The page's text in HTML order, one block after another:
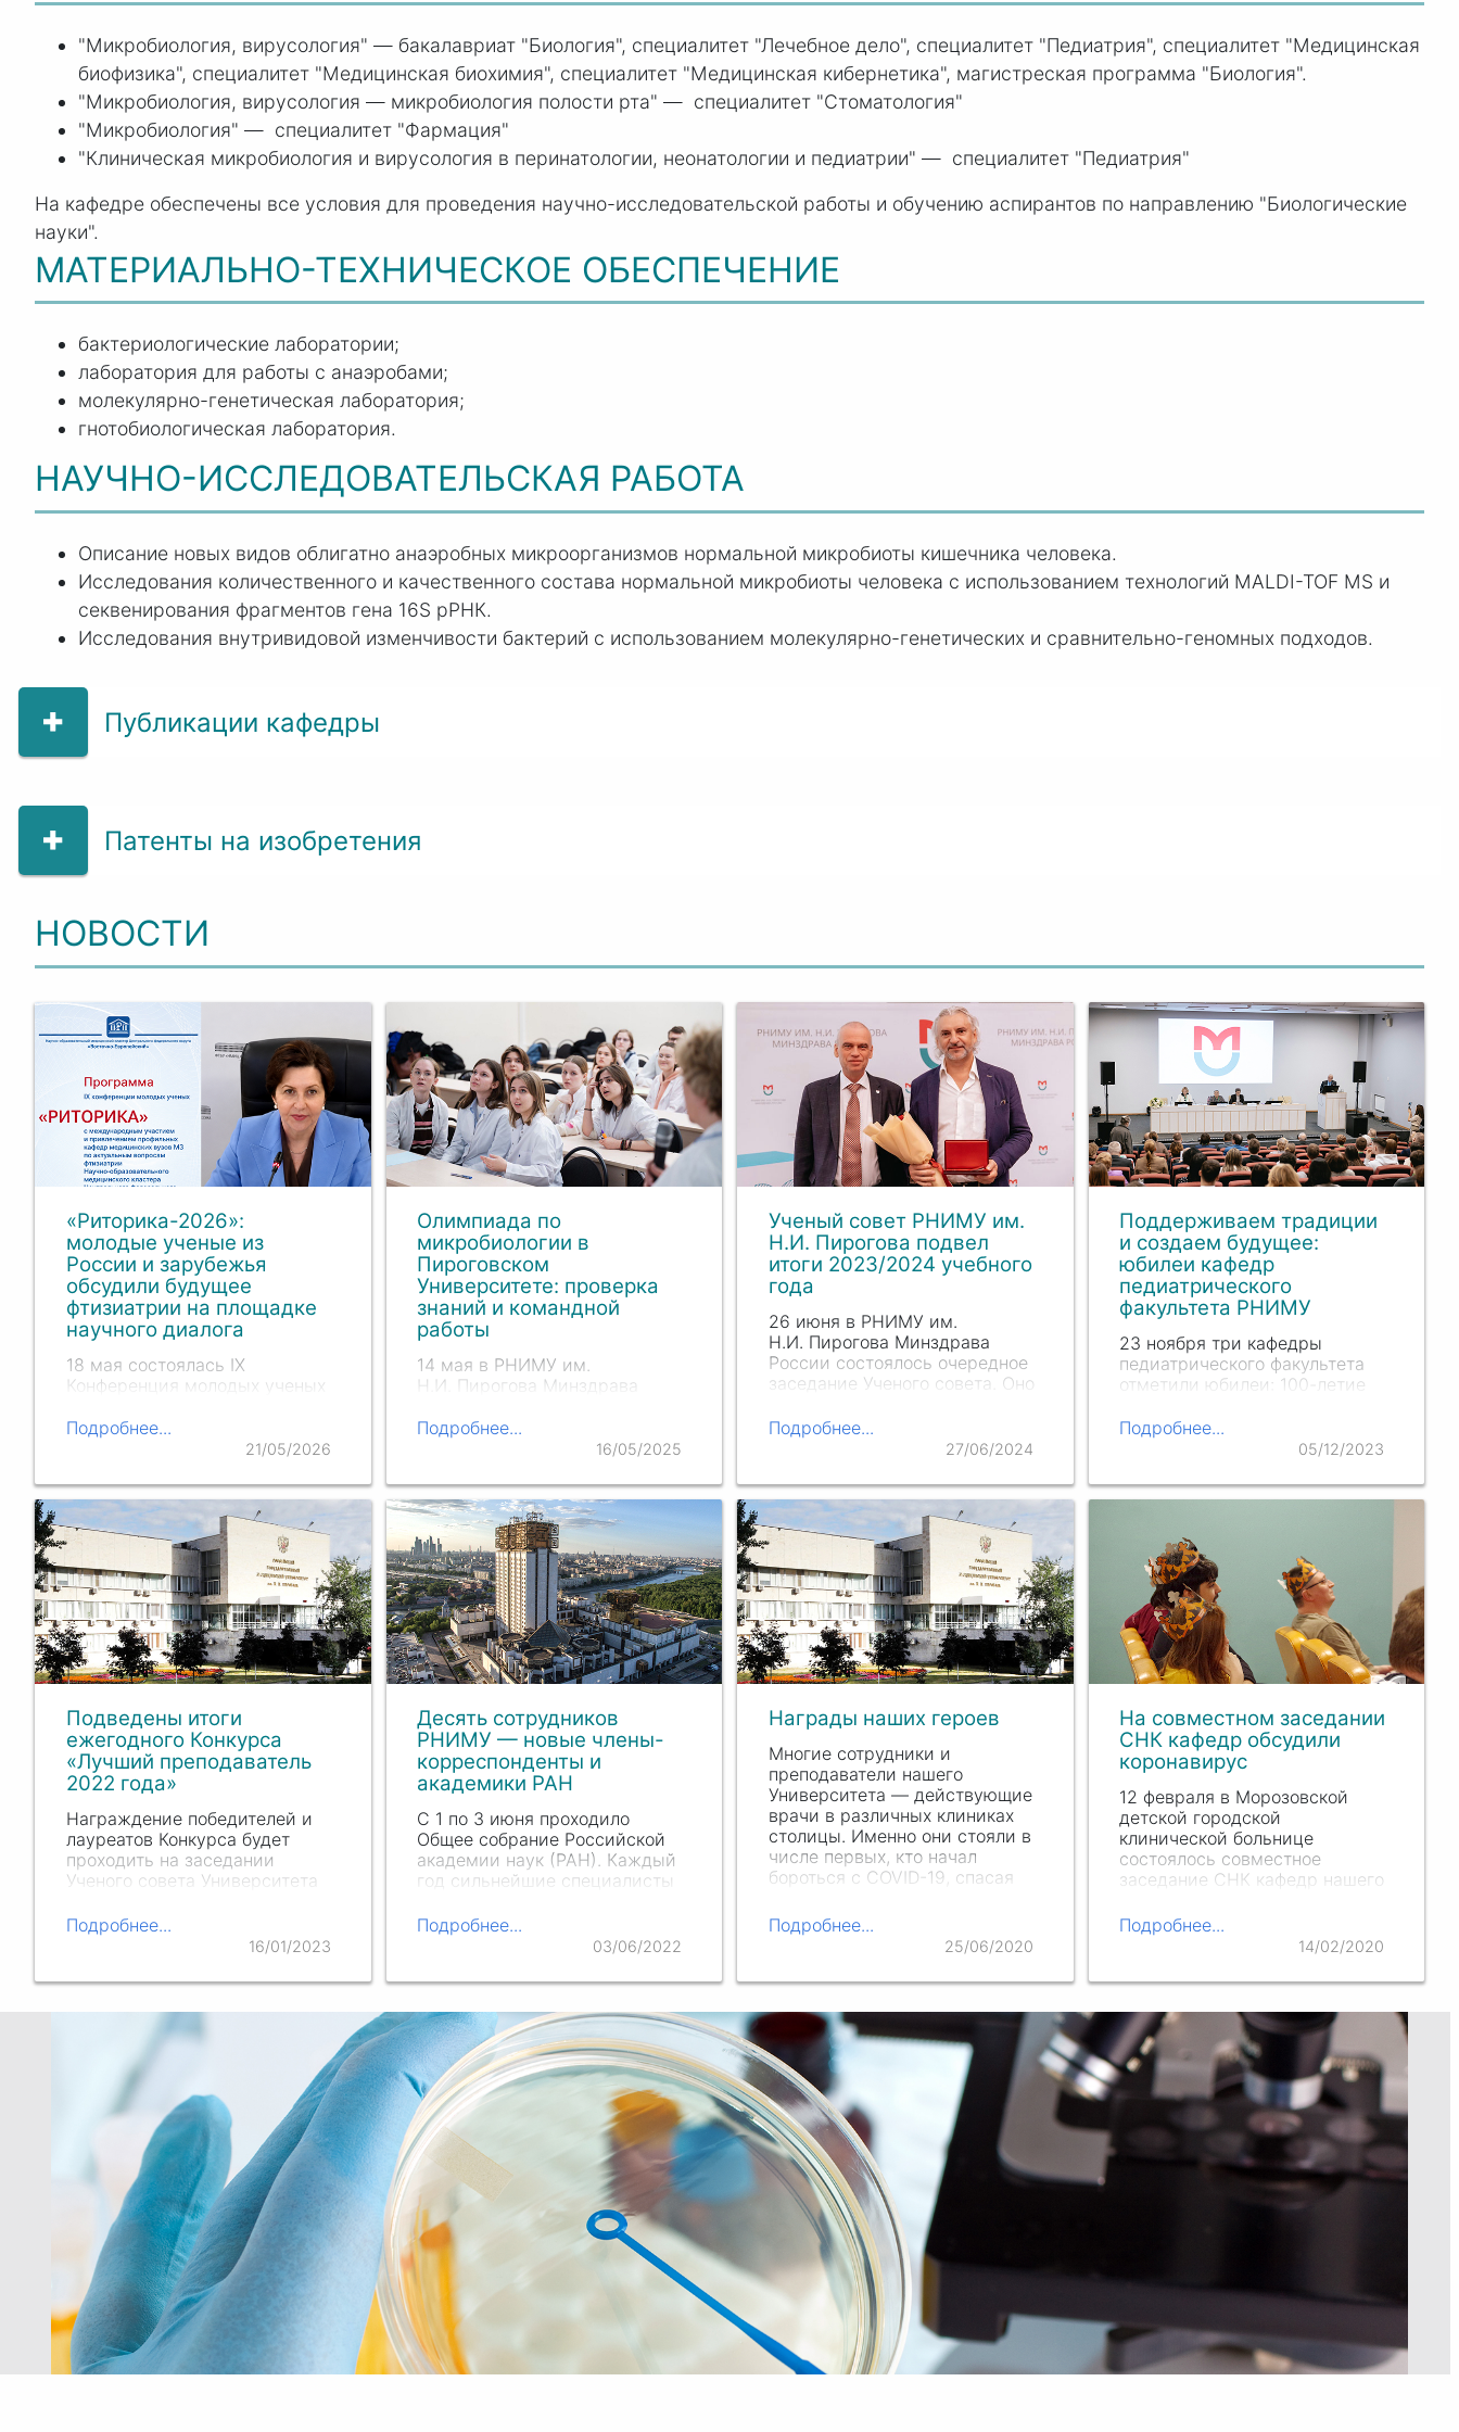
"Микробиология, вирусология" — бакалавриат "Биология", специалитет "Лечебное дело", специалитет "Педиатрия", специалитет "Медицинская
биофизика", специалитет "Медицинская биохимия", специалитет "Медицинская кибернетика", магистреская программа "Биология".
"Микробиология, вирусология — микробиология полости рта" — специалитет "Стоматология"
"Микробиология" — специалитет "Фармация"
"Клиническая микробиология и вирусология в перинатологии, неонатологии и педиатрии" — специалитет "Педиатрия"
На кафедре обеспечены все условия для проведения научно-исследовательской работы и обучению аспирантов по направлению "Биологические
науки".
МАТЕРИАЛЬНО-ТЕХНИЧЕСКОЕ ОБЕСПЕЧЕНИЕ
бактериологические лаборатории;
лаборатория для работы с анаэробами;
молекулярно-генетическая лаборатория;
гнотобиологическая лаборатория.
НАУЧНО-ИССЛЕДОВАТЕЛЬСКАЯ РАБОТА
Описание новых видов облигатно анаэробных микроорганизмов нормальной микробиоты кишечника человека.
Исследования количественного и качественного состава нормальной микробиоты человека с использованием технологий MALDI-TOF MS и
секвенирования фрагментов гена 16S рРНК.
Исследования внутривидовой изменчивости бактерий с использованием молекулярно-генетических и сравнительно-геномных подходов.
Публикации кафедры
Патенты на изобретения
НОВОСТИ
«Риторика-2026»:
молодые ученые из
России и зарубежья
обсудили будущее
фтизиатрии на площадке
научного диалога
18 мая состоялась IХ
Конференция молодых ученых
вопросам фтизиатрии в рамках
Научно-образовательного
«Восточно-Европейский» с
международным участием и
участием профильных…
Подробнее...
21/05/2026
Олимпиада по
микробиологии в
Пироговском
Университете: проверка
знаний и командной
работы
14 мая в РНИМУ им.
Н.И. Пирогова Минздрава
олимпиады по микробиологии,
который был организован
вирусологии ИПМ. Онлайн-тур
показал впечатляющие
результаты: из 250 участников
131…
Подробнее...
16/05/2025
Ученый совет РНИМУ им.
Н.И. Пирогова подвел
итоги 2023/2024 учебного
года
26 июня в РНИМУ им.
Н.И. Пирогова Минздрава
России состоялось очередное
заседание Ученого совета. Оно
поводу избрания на должности
и присвоения ученых званий и
Подробнее...
27/06/2024
Поддерживаем традиции
и создаем будущее:
юбилеи кафедр
педиатрического
факультета РНИМУ
23 ноября три кафедры
педиатрического факультета
отметили юбилеи: 100-летие
здоровья и здравоохранения
Н.И. ПироговаМинздрава
Подробнее...
05/12/2023
Подведены итоги
ежегодного Конкурса
«Лучший преподаватель
2022 года»
Награждение победителей и
лауреатов Конкурса будет
проходить на заседании
Ученого совета Университета
аудитории А1.
Подробнее...
16/01/2023
Десять сотрудников
РНИМУ — новые члены-
корреспонденты и
академики РАН
С 1 по 3 июня проходило
Общее собрание Российской
академии наук (РАН). Каждый
год сильнейшие специалисты
они достойны войти в число
академиков, членов-
иностранных членов РАН.
Подробнее...
03/06/2022
Награды наших героев
Многие сотрудники и
преподаватели нашего
Университета — действующие
врачи в различных клиниках
столицы. Именно они стояли в
числе первых, кто начал
бороться с COVID-19, спасая
продолжая делать это…
Подробнее...
25/06/2020
На совместном заседании
СНК кафедр обсудили
коронавирус
12 февраля в Морозовской
детской городской
клинической больнице
состоялось совместное
заседание СНК кафедр нашего
будущие врачи и их
наставники обсуждали новый
Подробнее...
14/02/2020